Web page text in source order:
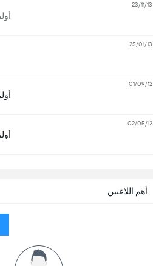
أهم اللاعبين
23/11/13
25/01/13
01/09/12
02/05/12